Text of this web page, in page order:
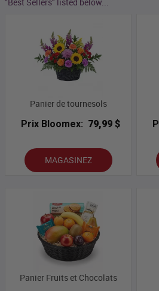
"Best Sellers" listed below...
Panier de tournesols
Prix Bloomex: 79,99 $
MAGASINEZ
Panier Fruits et Chocolats